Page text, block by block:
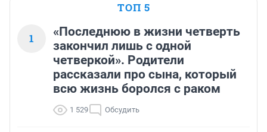
ТОП 5
1
«Последнюю в жизни четверть
закончил лишь с одной
четверкой». Родители
рассказали про сына, который
всю жизнь боролся с раком
1 529 Обсудить